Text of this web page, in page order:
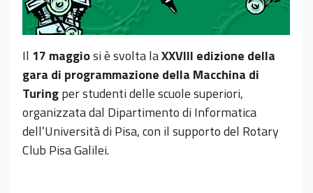
Il 17 maggiosi è svolta laXXVIII edizione della
gara di programmazione della Macchina di
Turingper studenti delle scuole superiori,
organizzata dal Dipartimento di Informatica
dell’Università di Pisa, con il supporto del Rotary
Club Pisa Galilei.